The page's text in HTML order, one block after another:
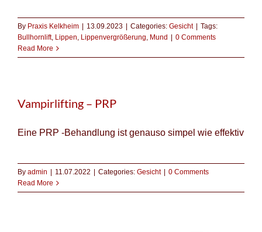
By Praxis Kelkheim 13.09.2023 Categories: Gesicht
Tags:
Bullhornlift, Lippen, Lippenvergrößerung, Mund
0 Comments
Read More
Vampirlifting – PRP
Eine PRP -Behandlung ist genauso simpel wie effektiv
By admin 11.07.2022 Categories: Gesicht
0 Comments
Read More